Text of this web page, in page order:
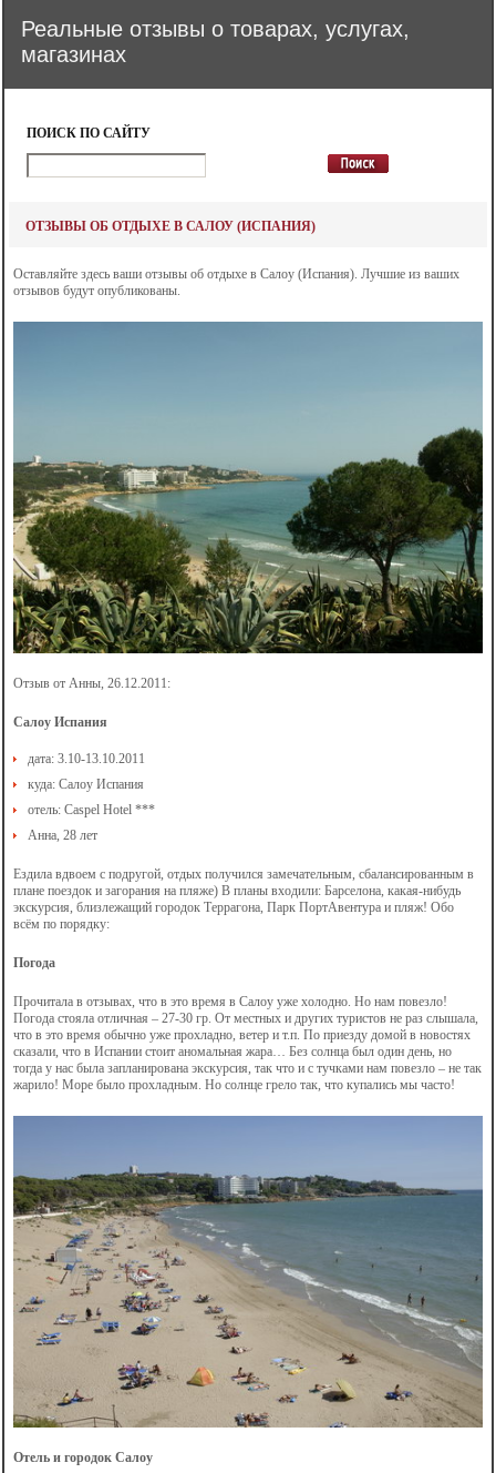
Реальные отзывы о товарах, услугах,
магазинах
ПОИСК ПО САЙТУ
ОТЗЫВЫ ОБ ОТДЫХЕ В САЛОУ (ИСПАНИЯ)
Оставляйте здесь ваши отзывы об отдыхе в Салоу (Испания). Лучшие из ваших
отзывов будут опубликованы.
Отзыв от Анны, 26.12.2011:
Салоу Испания
дата: 3.10-13.10.2011
куда: Салоу Испания
отель: Caspel Hotel ***
Анна, 28 лет
Ездила вдвоем с подругой, отдых получился замечательным, сбалансированным в
плане поездок и загорания на пляже) В планы входили: Барселона, какая-нибудь
экскурсия, близлежащий городок Террагона, Парк ПортАвентура и пляж! Обо
всём по порядку:
Погода
Прочитала в отзывах, что в это время в Салоу уже холодно. Но нам повезло!
Погода стояла отличная – 27-30 гр. От местных и других туристов не раз слышала,
что в это время обычно уже прохладно, ветер и т.п. По приезду домой в новостях
сказали, что в Испании стоит аномальная жара… Без солнца был один день, но
тогда у нас была запланирована экскурсия, так что и с тучками нам повезло – не так
жарило! Море было прохладным. Но солнце грело так, что купались мы часто!
Отель и городок Салоу